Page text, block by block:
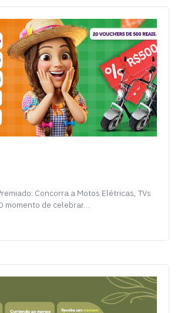
Concorra a Motos Elétricas, TVs
momento de celebrar…